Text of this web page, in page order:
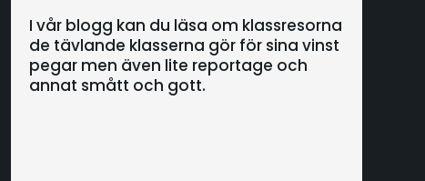
I vår blogg kan du läsa om klassresorna
de tävlande klasserna gör för sina vinst
pegar men även lite reportage och
annat smått och gott.